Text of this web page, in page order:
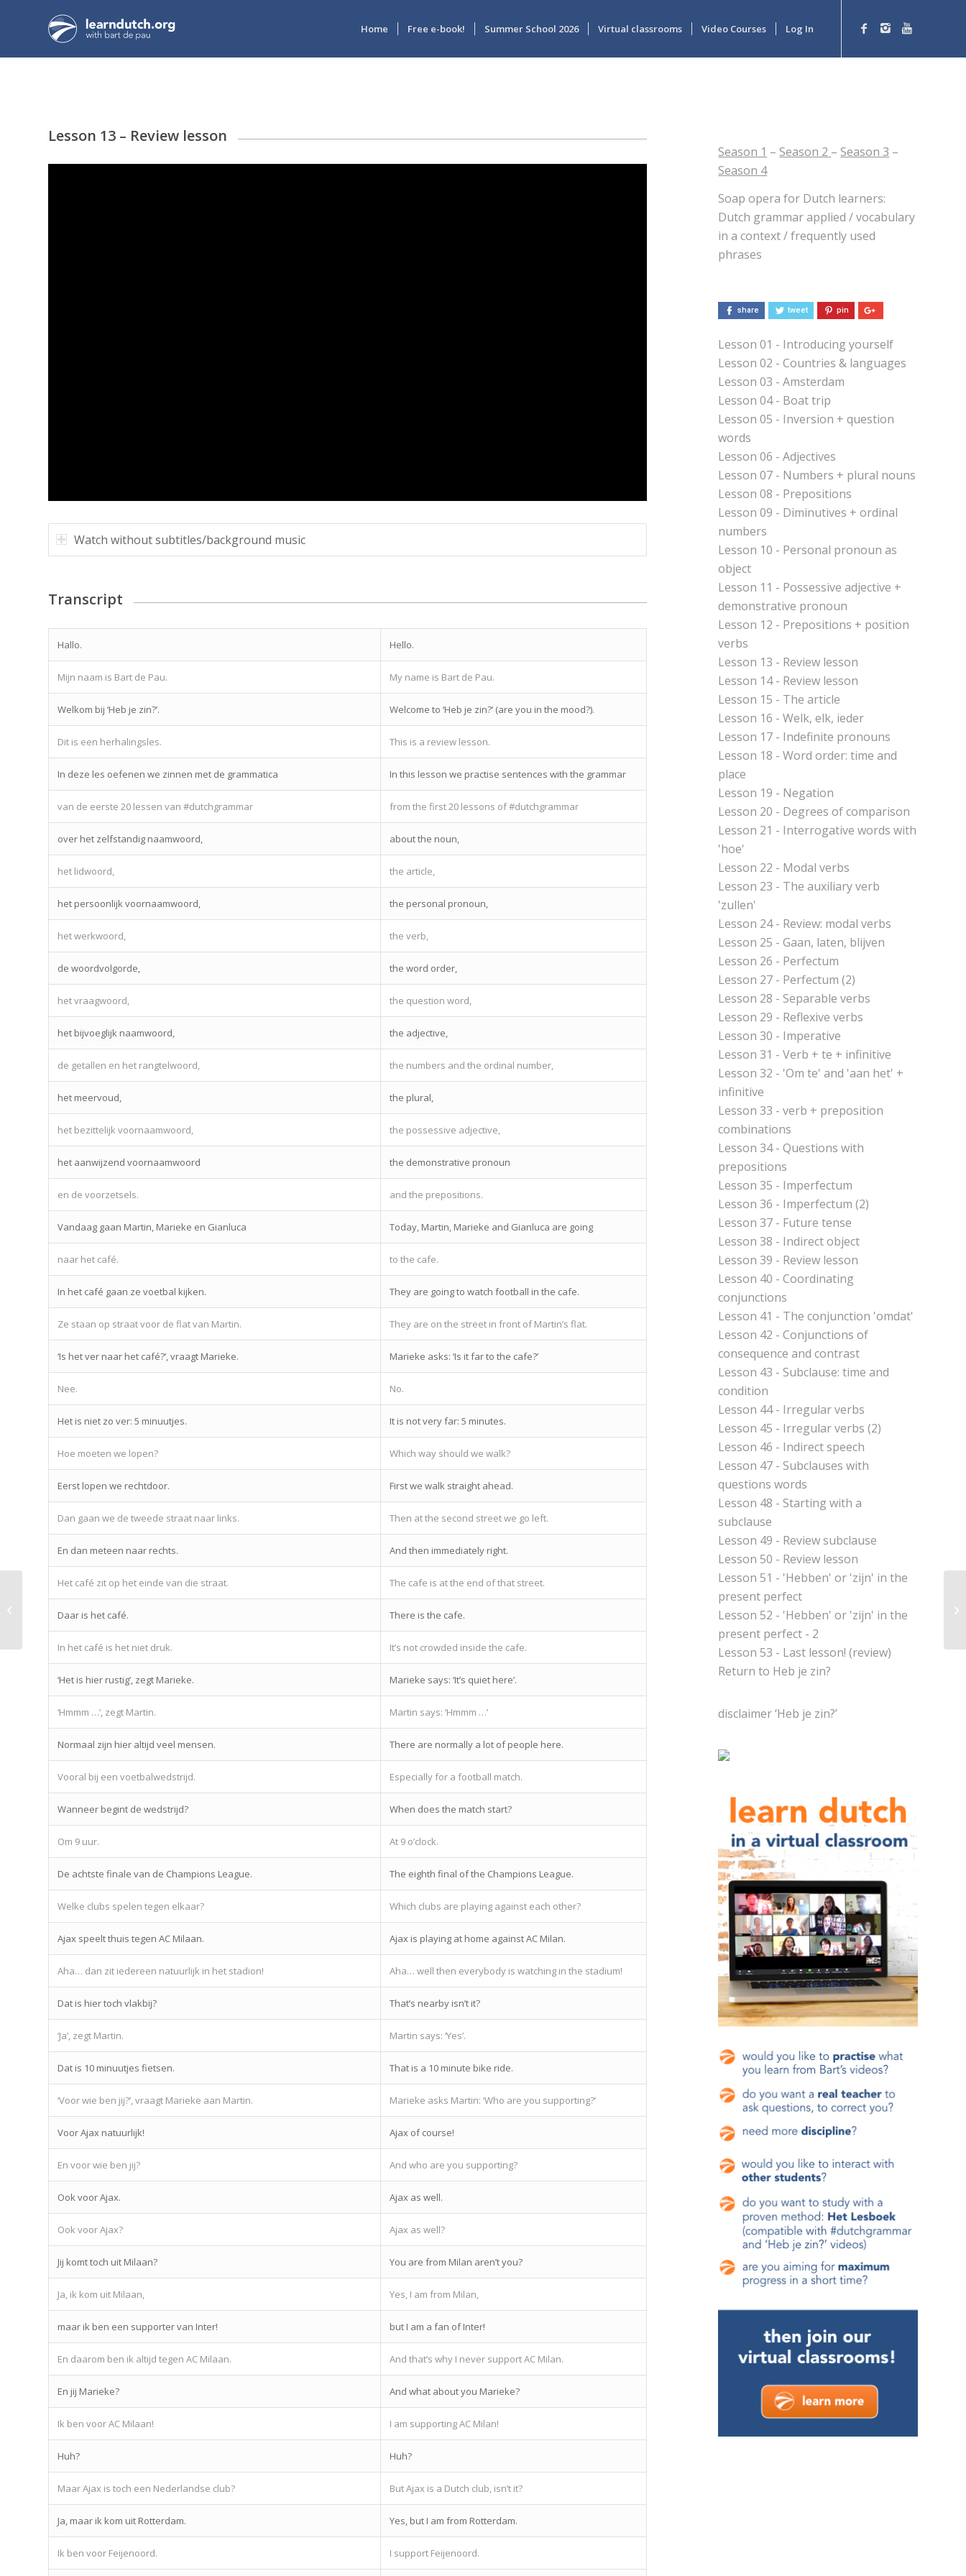
Home Free e-book! Summer School 2026 Virtual classrooms Video Courses Log In
Lesson 13 – Review lesson
Watch without subtitles/background music
Transcript
Hallo. Hello.
Mijn naam is Bart de Pau. My name is Bart de Pau.
Welkom bij ‘Heb je zin?’. Welcome to ‘Heb je zin?’ (are you in the mood?).
Dit is een herhalingsles. This is a review lesson.
In deze les oefenen we zinnen met de grammatica In this lesson we practise sentences with the grammar
van de eerste 20 lessen van #dutchgrammar from the first 20 lessons of #dutchgrammar
over het zelfstandig naamwoord, about the noun,
het lidwoord, the article,
het persoonlijk voornaamwoord, the personal pronoun,
het werkwoord, the verb,
de woordvolgorde, the word order,
het vraagwoord, the question word,
het bijvoeglijk naamwoord, the adjective,
de getallen en het rangtelwoord, the numbers and the ordinal number,
het meervoud, the plural,
het bezittelijk voornaamwoord, the possessive adjective,
het aanwijzend voornaamwoord the demonstrative pronoun
en de voorzetsels. and the prepositions.
Vandaag gaan Martin, Marieke en Gianluca Today, Martin, Marieke and Gianluca are going
naar het café. to the cafe.
In het café gaan ze voetbal kijken. They are going to watch football in the cafe.
Ze staan op straat voor de flat van Martin. They are on the street in front of Martin’s flat.
‘Is het ver naar het café?’, vraagt Marieke. Marieke asks: ‘Is it far to the cafe?’
Nee. No.
Het is niet zo ver: 5 minuutjes. It is not very far: 5 minutes.
Hoe moeten we lopen? Which way should we walk?
Eerst lopen we rechtdoor. First we walk straight ahead.
Dan gaan we de tweede straat naar links. Then at the second street we go left.
En dan meteen naar rechts. And then immediately right.
Het café zit op het einde van die straat. The cafe is at the end of that street.
Daar is het café. There is the cafe.
In het café is het niet druk. It’s not crowded inside the cafe.
‘Het is hier rustig’, zegt Marieke. Marieke says: ‘It’s quiet here’.
‘Hmmm …’, zegt Martin. Martin says: ‘Hmmm …’
Normaal zijn hier altijd veel mensen. There are normally a lot of people here.
Vooral bij een voetbalwedstrijd. Especially for a football match.
Wanneer begint de wedstrijd? When does the match start?
Om 9 uur. At 9 o’clock.
De achtste finale van de Champions League. The eighth final of the Champions League.
Welke clubs spelen tegen elkaar? Which clubs are playing against each other?
Ajax speelt thuis tegen AC Milaan. Ajax is playing at home against AC Milan.
Aha… dan zit iedereen natuurlijk in het stadion! Aha… well then everybody is watching in the stadium!
Dat is hier toch vlakbij? That’s nearby isn’t it?
‘Ja’, zegt Martin. Martin says: ‘Yes’.
Dat is 10 minuutjes fietsen. That is a 10 minute bike ride.
‘Voor wie ben jij?’, vraagt Marieke aan Martin. Marieke asks Martin: ‘Who are you supporting?’
Voor Ajax natuurlijk! Ajax of course!
En voor wie ben jij? And who are you supporting?
Ook voor Ajax. Ajax as well.
Ook voor Ajax? Ajax as well?
Jij komt toch uit Milaan? You are from Milan aren’t you?
Ja, ik kom uit Milaan, Yes, I am from Milan,
maar ik ben een supporter van Inter! but I am a fan of Inter!
En daarom ben ik altijd tegen AC Milaan. And that’s why I never support AC Milan.
En jij Marieke? And what about you Marieke?
Ik ben voor AC Milaan! I am supporting AC Milan!
Huh? Huh?
Maar Ajax is toch een Nederlandse club? But Ajax is a Dutch club, isn’t it?
Ja, maar ik kom uit Rotterdam. Yes, but I am from Rotterdam.
Ik ben voor Feijenoord. I support Feijenoord.
Season 1 – Season 2 – Season 3 –
Season 4
Soap opera for Dutch learners:
Dutch grammar applied / vocabulary
in a context / frequently used
phrases
share tweet pin
Lesson 01 - Introducing yourself
Lesson 02 - Countries & languages
Lesson 03 - Amsterdam
Lesson 04 - Boat trip
Lesson 05 - Inversion + question
words
Lesson 06 - Adjectives
Lesson 07 - Numbers + plural nouns
Lesson 08 - Prepositions
Lesson 09 - Diminutives + ordinal
numbers
Lesson 10 - Personal pronoun as
object
Lesson 11 - Possessive adjective +
demonstrative pronoun
Lesson 12 - Prepositions + position
verbs
Lesson 13 - Review lesson
Lesson 14 - Review lesson
Lesson 15 - The article
Lesson 16 - Welk, elk, ieder
Lesson 17 - Indefinite pronouns
Lesson 18 - Word order: time and
place
Lesson 19 - Negation
Lesson 20 - Degrees of comparison
Lesson 21 - Interrogative words with
'hoe'
Lesson 22 - Modal verbs
Lesson 23 - The auxiliary verb
'zullen'
Lesson 24 - Review: modal verbs
Lesson 25 - Gaan, laten, blijven
Lesson 26 - Perfectum
Lesson 27 - Perfectum (2)
Lesson 28 - Separable verbs
Lesson 29 - Reflexive verbs
Lesson 30 - Imperative
Lesson 31 - Verb + te + infinitive
Lesson 32 - 'Om te' and 'aan het' +
infinitive
Lesson 33 - verb + preposition
combinations
Lesson 34 - Questions with
prepositions
Lesson 35 - Imperfectum
Lesson 36 - Imperfectum (2)
Lesson 37 - Future tense
Lesson 38 - Indirect object
Lesson 39 - Review lesson
Lesson 40 - Coordinating
conjunctions
Lesson 41 - The conjunction 'omdat'
Lesson 42 - Conjunctions of
consequence and contrast
Lesson 43 - Subclause: time and
condition
Lesson 44 - Irregular verbs
Lesson 45 - Irregular verbs (2)
Lesson 46 - Indirect speech
Lesson 47 - Subclauses with
questions words
Lesson 48 - Starting with a
subclause
Lesson 49 - Review subclause
Lesson 50 - Review lesson
Lesson 51 - 'Hebben' or 'zijn' in the
present perfect
Lesson 52 - 'Hebben' or 'zijn' in the
present perfect - 2
Lesson 53 - Last lesson! (review)
Return to Heb je zin?
disclaimer ‘Heb je zin?’
Lesson 12 – Prepositions + position